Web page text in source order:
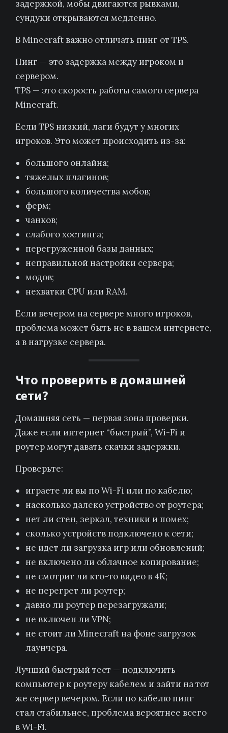
задержкой, мобы двигаются рывками,
сундуки открываются медленно.
В Minecraft важно отличать пинг от TPS.
Пинг — это задержка между игроком и
сервером.
TPS — это скорость работы самого сервера
Minecraft.
Если TPS низкий, лаги будут у многих
игроков. Это может происходить из-за:
большого онлайна;
тяжелых плагинов;
большого количества мобов;
ферм;
чанков;
слабого хостинга;
перегруженной базы данных;
неправильной настройки сервера;
модов;
нехватки CPU или RAM.
Если вечером на сервере много игроков,
проблема может быть не в вашем интернете,
а в нагрузке сервера.
Что проверить в домашней
сети?
Домашняя сеть — первая зона проверки.
Даже если интернет “быстрый”, Wi-Fi и
роутер могут давать скачки задержки.
Проверьте:
играете ли вы по Wi-Fi или по кабелю;
насколько далеко устройство от роутера;
нет ли стен, зеркал, техники и помех;
сколько устройств подключено к сети;
не идет ли загрузка игр или обновлений;
не включено ли облачное копирование;
не смотрит ли кто-то видео в 4K;
не перегрет ли роутер;
давно ли роутер перезагружали;
не включен ли VPN;
не стоит ли Minecraft на фоне загрузок
лаунчера.
Лучший быстрый тест — подключить
компьютер к роутеру кабелем и зайти на тот
же сервер вечером. Если по кабелю пинг
стал стабильнее, проблема вероятнее всего
в Wi-Fi.